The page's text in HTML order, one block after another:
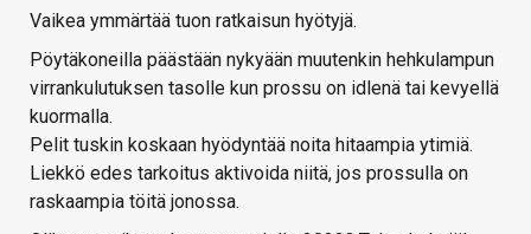
Vaikea ymmärtää tuon ratkaisun hyötyjä.
Pöytäkoneilla päästään nykyään muutenkin hehkulampun
virrankulutuksen tasolle kun prossu on idlenä tai kevyellä
kuormalla.
Pelit tuskin koskaan hyödyntää noita hitaampia ytimiä.
Liekkö edes tarkoitus aktivoida niitä, jos prossulla on
raskaampia töitä jonossa.